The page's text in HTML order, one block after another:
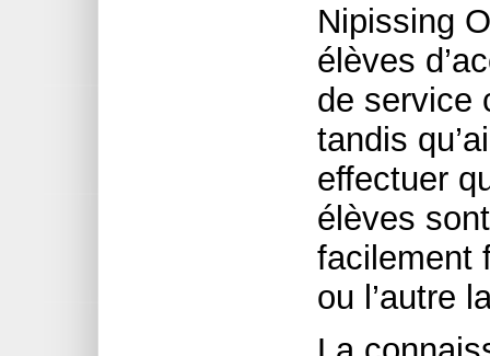
Nipissing
élèves
de service
tandis
effectuer
élèves
facilement
ou l’autre